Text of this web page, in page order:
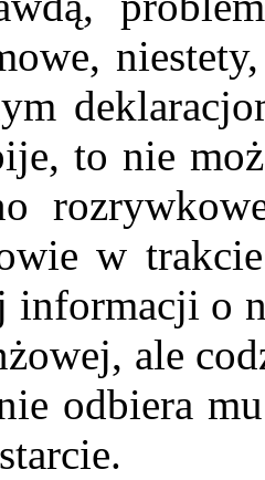
to nie
w
informacji o
ale
odbiera